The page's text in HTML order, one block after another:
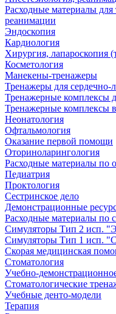
Расходные материалы для
реанимации
Эндоскопия
Кардиология
Хирургия, лапароскопия
Косметология
Манекены-тренажеры
Тренажеры для
Тренажерные комплексы
Тренажерные комплексы
Неонатология
Офтальмология
Оказание первой помощи
Оториноларингология
Расходные материалы по
Педиатрия
Проктология
Сестринское дело
Демонстрационные
Расходные материалы по
Симуляторы Тип 2 исп.
Симуляторы Тип 1 исп.
Скорая медицинская
Стоматология
Учебно-
Стоматологические
Учебные денто-модели
Терапия